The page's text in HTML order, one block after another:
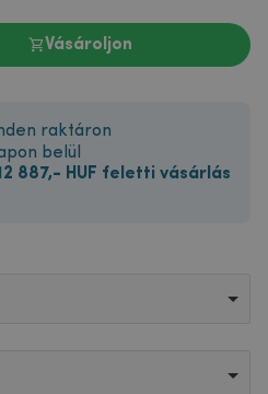
Vásároljon
raktáron
belül
12 887,- HUF feletti vásárlás